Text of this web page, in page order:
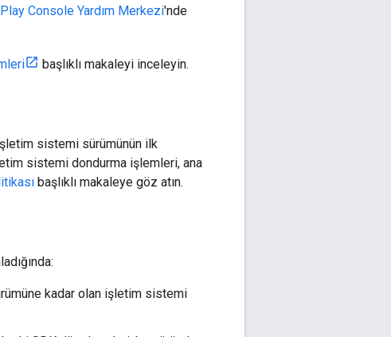
Play Console Yardım Merkezi'nde
başlıklı makaleyi inceleyin.
sistemi sürümünün ilk
sistemi dondurma işlemleri, ana
başlıklı makaleye göz atın.
kadar olan işletim sistemi